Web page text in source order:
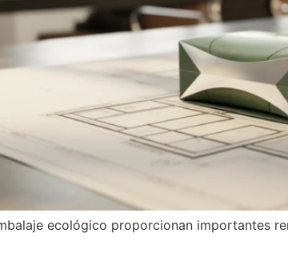
ecológico proporcionan importantes